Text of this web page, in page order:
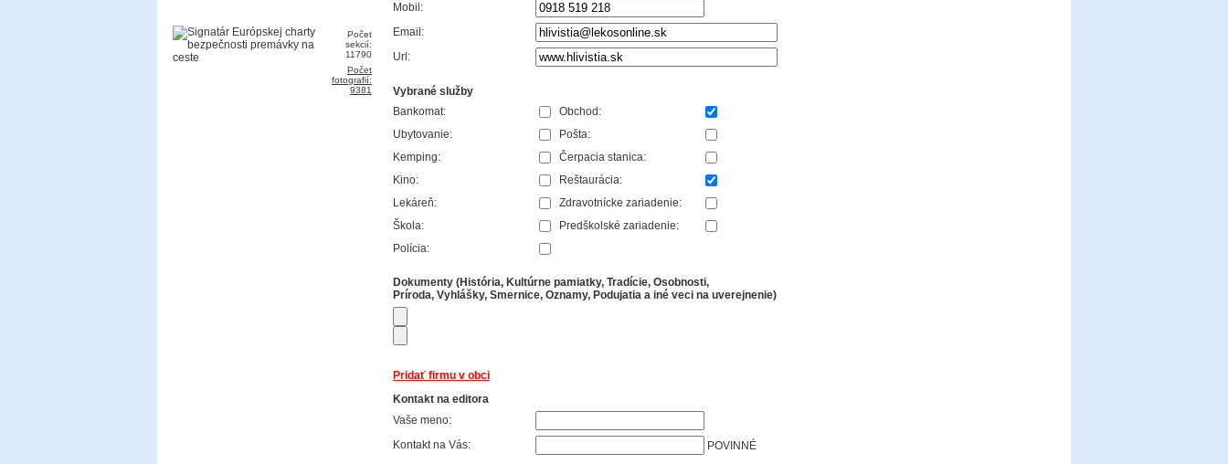
Počet
sekcií:
11790
Počet
fotografií:
9381
Mobil:
Email:
Url:
Vybrané služby
Bankomat:
Obchod:
Ubytovanie:
Pošta:
Kemping:
Čerpacia stanica:
Kino:
Reštaurácia:
Lekáreň:
Zdravotnícke zariadenie:
Škola:
Predškolské zariadenie:
Polícia:
Dokumenty (História, Kultúrne pamiatky, Tradície, Osobnosti,
Príroda, Vyhlášky, Smernice, Oznamy, Podujatia a iné veci na uverejnenie)
Pridať firmu v obci
Kontakt na editora
Vaše meno:
Kontakt na Vás:
POVINNÉ